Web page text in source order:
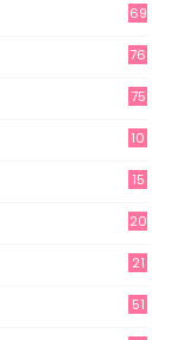
69
76
75
10
15
20
21
51